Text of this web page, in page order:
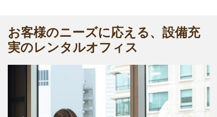
お客様のニーズに応える、設備充
実のレンタルオフィス